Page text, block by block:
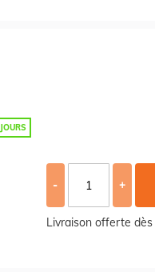
- +
Livraison offerte dès